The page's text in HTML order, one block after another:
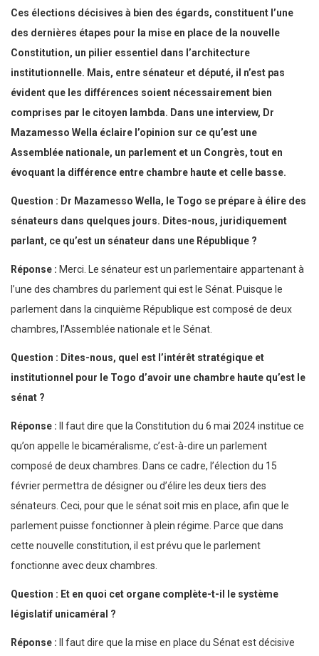
Ces élections décisives à bien des égards, constituent l’une
des dernières étapes pour la mise en place de la nouvelle
Constitution, un pilier essentiel dans l’architecture
institutionnelle. Mais, entre sénateur et député, il n’est pas
évident que les différences soient nécessairement bien
comprises par le citoyen lambda. Dans une interview, Dr
Mazamesso Wella éclaire l’opinion sur ce qu’est une
Assemblée nationale, un parlement et un Congrès, tout en
évoquant la différence entre chambre haute et celle basse.
Question : Dr Mazamesso Wella, le Togo se prépare à élire des
sénateurs dans quelques jours. Dites-nous, juridiquement
parlant, ce qu’est un sénateur dans une République ?
Réponse : Merci. Le sénateur est un parlementaire appartenant à
l’une des chambres du parlement qui est le Sénat. Puisque le
parlement dans la cinquième République est composé de deux
chambres, l’Assemblée nationale et le Sénat.
Question : Dites-nous, quel est l’intérêt stratégique et
institutionnel pour le Togo d’avoir une chambre haute qu’est le
sénat ?
Réponse :
Il faut dire que la Constitution du 6 mai 2024 institue ce
qu’on appelle le bicaméralisme, c’est-à-dire un parlement
composé de deux chambres. Dans ce cadre, l’élection du 15
février permettra de désigner ou d’élire les deux tiers des
sénateurs. Ceci, pour que le sénat soit mis en place, afin que le
parlement puisse fonctionner à plein régime. Parce que dans
cette nouvelle constitution, il est prévu que le parlement
fonctionne avec deux chambres.
Question : Et en quoi cet organe complète-t-il le système
législatif unicaméral ?
Réponse :
Il faut dire que la mise en place du Sénat est décisive